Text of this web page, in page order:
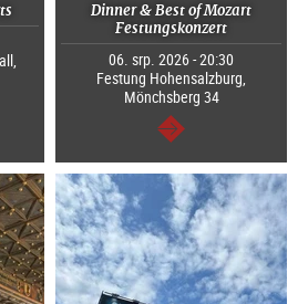
Dinner & Best of Mozart
Festungskonzert
06. srp. 2026 - 20:30
Festung Hohensalzburg,
Mönchsberg 34
continue